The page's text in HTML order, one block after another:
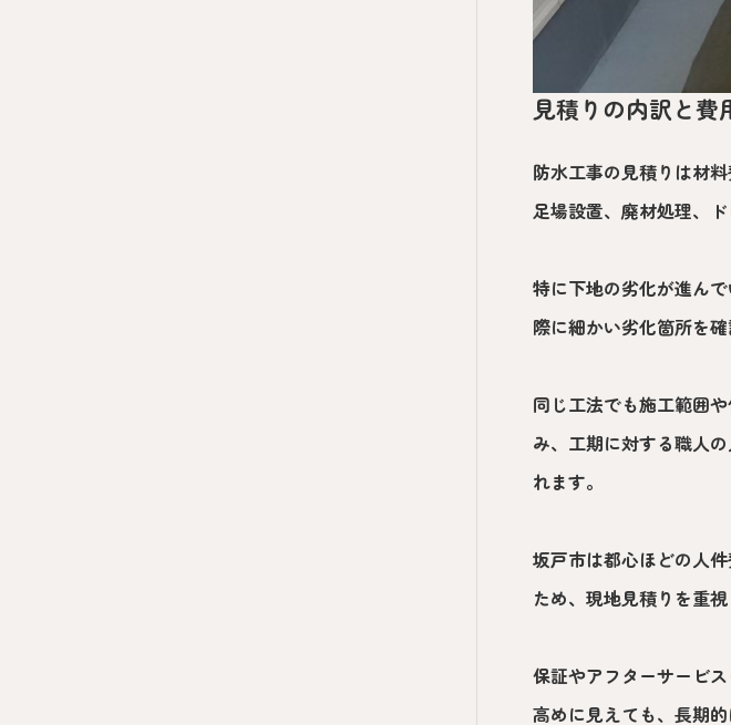
見積りの内訳と費
防水工事の見積りは材
足場設置、廃材処理、
特に下地の劣化が進ん
際に細かい劣化箇所を
同じ工法でも施工範囲
み、工期に対する職人
れます。
坂戸市は都心ほどの人
ため、現地見積りを重視
保証やアフターサービ
高めに見えても、長期